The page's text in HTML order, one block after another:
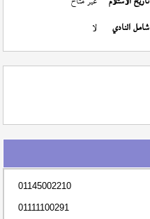
شامل النادي لا
01145002210
01111100291